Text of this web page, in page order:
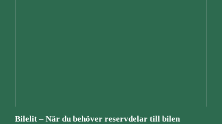
Bilelit – När du behöver reservdelar till bilen